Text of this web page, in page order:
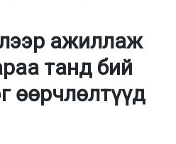
ажиллаж
танд бий
өөрчлөлтүүд